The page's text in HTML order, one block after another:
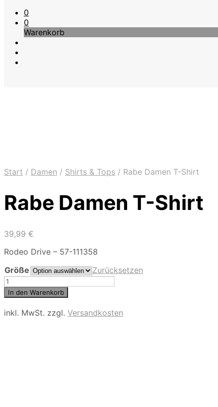
0
0
Warenkorb
Start / Damen / Shirts & Tops / Rabe Damen T-Shirt
Rabe Damen T-Shirt
39,99 €
Rodeo Drive – 57-111358
Größe
Zurücksetzen
Rabe
Damen
T-
Shirt
In den Warenkorb
inkl. MwSt. zzgl. Versandkosten